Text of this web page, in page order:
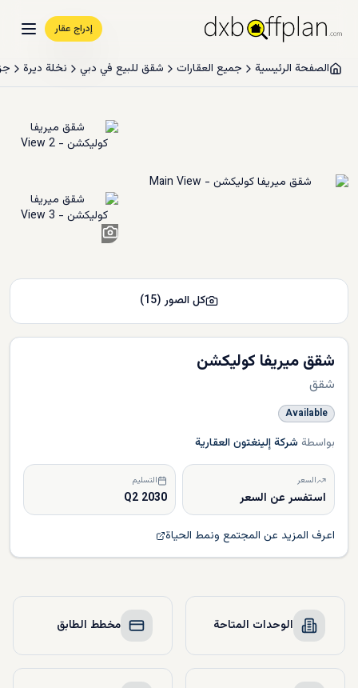
إدراج عقار
الصفحة الرئيسية جميع العقارات شقق للبيع في دبي نخلة ديرة
شقق ميريفا كوليكشن
شقق
Available
بواسطة شركة إلينغتون العقارية
السعر
استفسر عن السعر
التسليم
Q2 2030
اعرف المزيد عن المجتمع ونمط الحياة
كل الصور(
15
)
الوحدات المتاحة مخطط الطابق